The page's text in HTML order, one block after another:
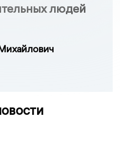
людей